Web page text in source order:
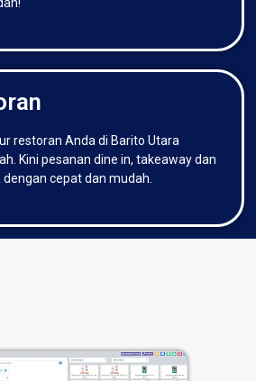
restoran Anda di Barito Utara
Kini pesanan dine in, takeaway dan
cepat dan mudah.